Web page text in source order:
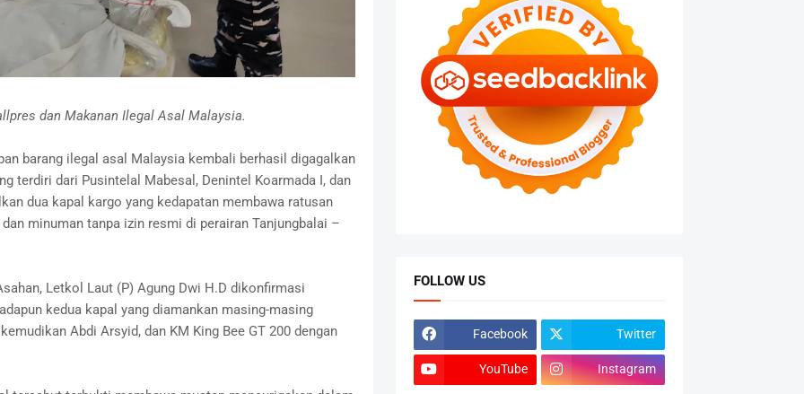
dan Makanan Ilegal Asal Malaysia.
barang ilegal asal Malaysia kembali berhasil digagalkan
terdiri dari Pusintelal Mabesal, Denintel Koarmada I, dan
dua kapal kargo yang kedapatan membawa ratusan
minuman tanpa izin resmi di perairan Tanjungbalai –
Letkol Laut (P) Agung Dwi H.D dikonfirmasi
kedua kapal yang diamankan masing-masing
Abdi Arsyid, dan KM King Bee GT 200 dengan
FOLLOW US
Facebook Twitter
YouTube Instagram